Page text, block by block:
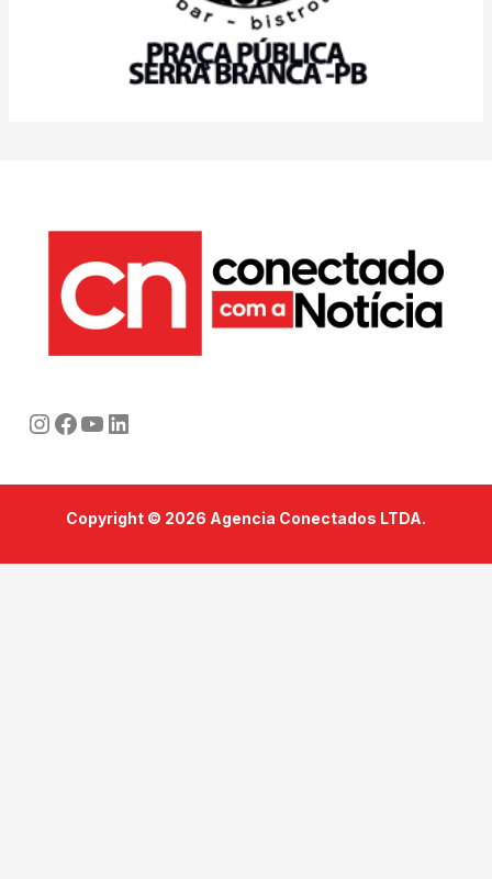
Instagram
Facebook
Youtube
LinkedIn
Copyright © 2026 Agencia Conectados LTDA.